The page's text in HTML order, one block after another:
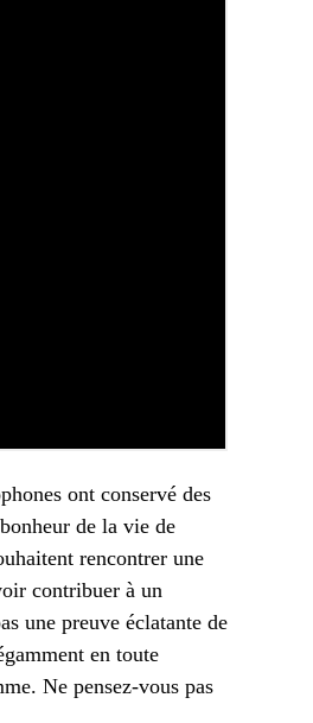
ont conservé des
de la vie de
rencontrer une
contribuer à un
une preuve éclatante de
en toute
Ne pensez-vous pas